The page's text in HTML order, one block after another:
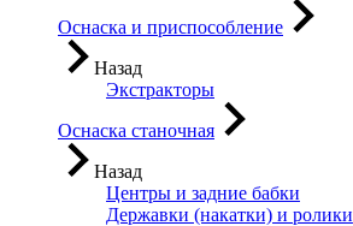
Оснаска и приспособление
Назад
Экстракторы
Оснаска станочная
Назад
Центры и задние бабки
Державки (накатки) и ролики